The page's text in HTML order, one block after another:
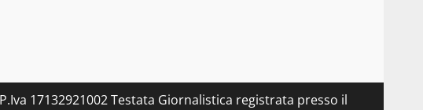
17132921002 Testata Giornalistica registrata presso il